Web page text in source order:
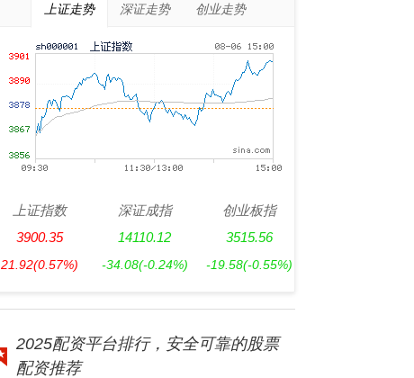
上证走势 深证走势 创业走势
上证指数
3900.35
21.92(0.57%)
深证成指
14110.12
-34.08(-0.24%)
创业板指
3515.56
-19.58(-0.55%)
2025配资平台排行，安全可靠的股票
配资推荐